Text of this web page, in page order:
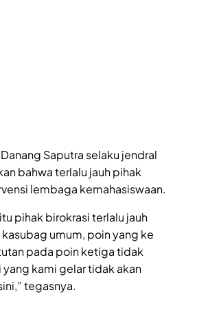
Saputra selaku jendral
bahwa terlalu jauh pihak
lembaga kemahasiswaan.
pihak birokrasi terlalu jauh
umum, poin yang ke
pada poin ketiga tidak
yang kami gelar tidak akan
tegasnya.